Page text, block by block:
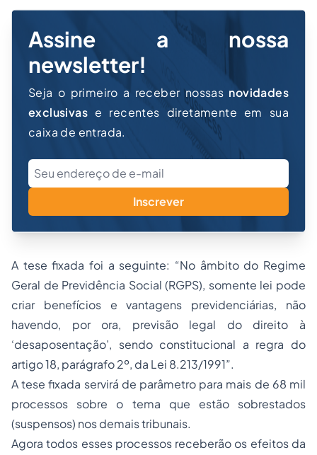
Assine a nossa
newsletter!
Seja o primeiro a receber nossas novidades
exclusivas e recentes diretamente em sua
caixa de entrada.
Inscrever
A tese fixada foi a seguinte: “No âmbito do Regime
Geral de Previdência Social (RGPS), somente lei pode
criar benefícios e vantagens previdenciárias, não
havendo, por ora, previsão legal do direito à
‘desaposentação’, sendo constitucional a regra do
artigo 18, parágrafo 2º, da Lei 8.213/1991”.
A tese fixada servirá de parâmetro para mais de 68 mil
processos sobre o tema que estão sobrestados
(suspensos) nos demais tribunais.
Agora todos esses processos receberão os efeitos da